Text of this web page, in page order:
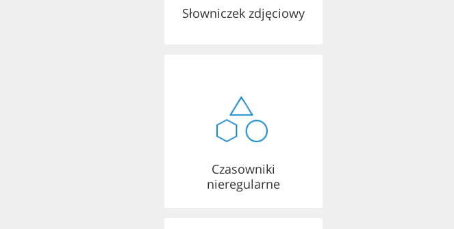
Słowniczek zdjęciowy
Czasowniki
nieregularne